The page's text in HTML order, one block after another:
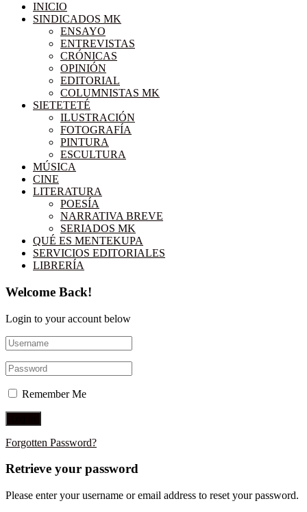
INICIO
SINDICADOS MK
ENSAYO
ENTREVISTAS
CRÓNICAS
OPINIÓN
EDITORIAL
COLUMNISTAS MK
SIETETETÉ
ILUSTRACIÓN
FOTOGRAFÍA
PINTURA
ESCULTURA
MÚSICA
CINE
LITERATURA
POESÍA
NARRATIVA BREVE
SERIADOS MK
QUÉ ES MENTEKUPA
SERVICIOS EDITORIALES
LIBRERÍA
Welcome Back!
Login to your account below
Remember Me
Forgotten Password?
Retrieve your password
Please enter your username or email address to reset your password.